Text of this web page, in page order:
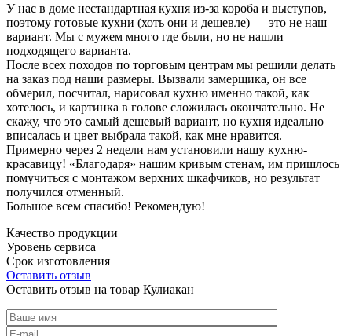
У нас в доме нестандартная кухня из-за короба и выступов,
поэтому готовые кухни (хоть они и дешевле) — это не наш
вариант. Мы с мужем много где были, но не нашли
подходящего варианта.
После всех походов по торговым центрам мы решили делать
на заказ под наши размеры. Вызвали замерщика, он все
обмерил, посчитал, нарисовал кухню именно такой, как
хотелось, и картинка в голове сложилась окончательно. Не
скажу, что это самый дешевый вариант, но кухня идеально
вписалась и цвет выбрала такой, как мне нравится.
Примерно через 2 недели нам установили нашу кухню-
красавицу! «Благодаря» нашим кривым стенам, им пришлось
помучиться с монтажом верхних шкафчиков, но результат
получился отменный.
Большое всем спасибо! Рекомендую!
Качество продукции
Уровень сервиса
Срок изготовления
Оставить отзыв
Оставить отзыв на товар Кулиакан